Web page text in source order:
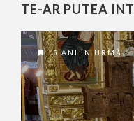
TE-AR PUTEA
5 ANI ÎN URMĂ